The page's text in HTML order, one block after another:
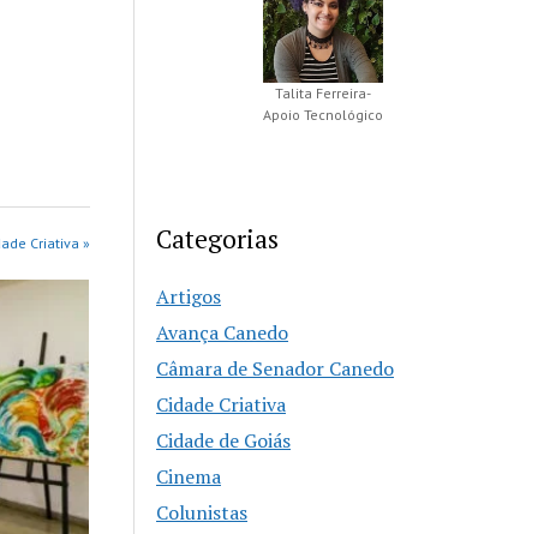
Criativa »
Talita Ferreira-
Apoio Tecnológico
Categorias
Artigos
Avança Canedo
Câmara de Senador Canedo
Cidade Criativa
Cidade de Goiás
Cinema
Colunistas